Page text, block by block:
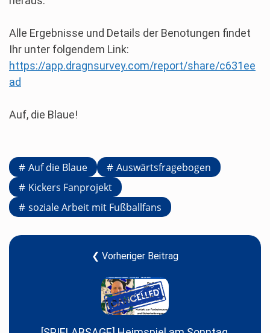
Alle Ergebnisse und Details der Benotungen findet
Ihr unter folgendem Link:
https://app.dragnsurvey.com/report/share/c631ee
ad
Auf, die Blaue!
Auf die Blaue
Auswärtsfragebogen
Kickers Fanprojekt
soziale Arbeit mit Fußballfans
❮ Vorheriger Beitrag